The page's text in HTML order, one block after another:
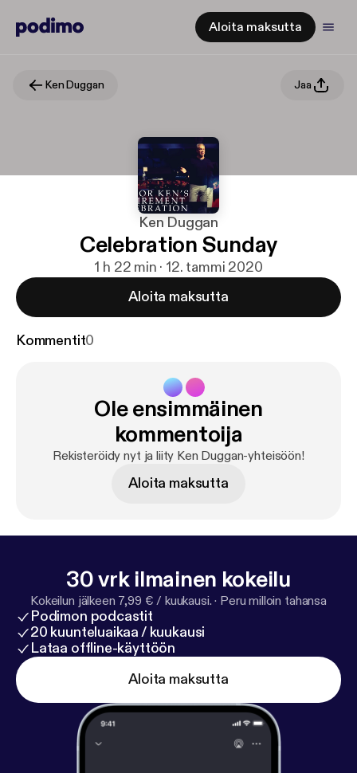
Aloita maksutta
Ken Duggan Jaa
Ken Duggan
Celebration Sunday
1 h 22 min · 12. tammi 2020
Aloita maksutta
Kommentit0
Ole ensimmäinen
kommentoija
Rekisteröidy nyt ja liity Ken Duggan-yhteisöön!
Aloita maksutta
30 vrk ilmainen kokeilu
Kokeilun jälkeen 7,99 € / kuukausi. · Peru milloin tahansa
Podimon podcastit
20 kuunteluaikaa / kuukausi
Lataa offline-käyttöön
Aloita maksutta